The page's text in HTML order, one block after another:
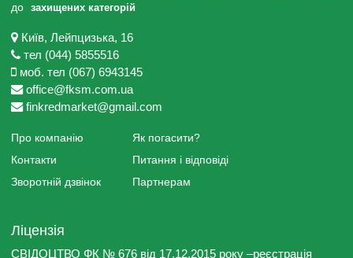
до
захищених категорій
Київ, Лейпцизька, 16
тел (044) 5855516
моб. тел (067) 6943145
office@fksm.com.ua
finkredmarket@gmail.com
Про компанію
Контакти
Зворотній дзвінок
Як погасити?
Питання і відповіді
Партнерам
Ліцензія
СВІДОЦТВО ФК № 676 від 17.12.2015 року –реєстрація